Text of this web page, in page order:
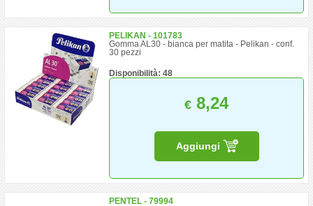
PELIKAN - 101783
Gomma AL30 - bianca per matita - Pelikan - conf.
30 pezzi
Disponibilità: 48
€ 8,24
Aggiungi
PENTEL - 79994